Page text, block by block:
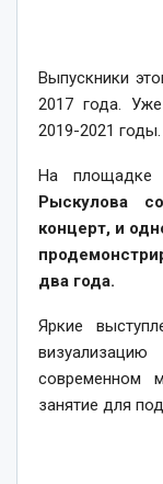
Выпускники
2017 года.
2019-2021 годы.
На площадке
Рыскулова
концерт, и
два года.
Яркие
современном
занятие для